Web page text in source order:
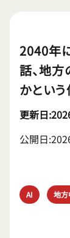
2040年
話、地
かとい
更新日
公開日
AI 地方